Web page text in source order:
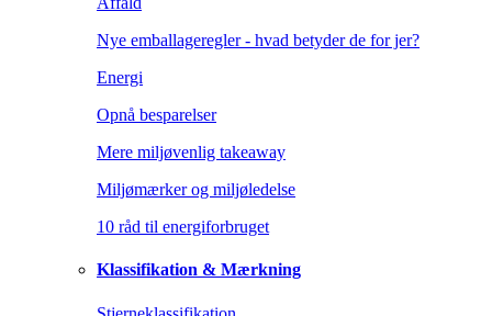
Nye emballageregler - hvad betyder de for jer?
Energi
Opnå besparelser
Mere miljøvenlig takeaway
Miljømærker og miljøledelse
10 råd til energiforbruget
Klassifikation & Mærkning